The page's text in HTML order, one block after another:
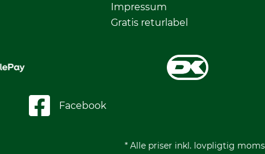
Impressum
Gratis returlabel
Facebook
* Alle priser inkl. lovpligtig